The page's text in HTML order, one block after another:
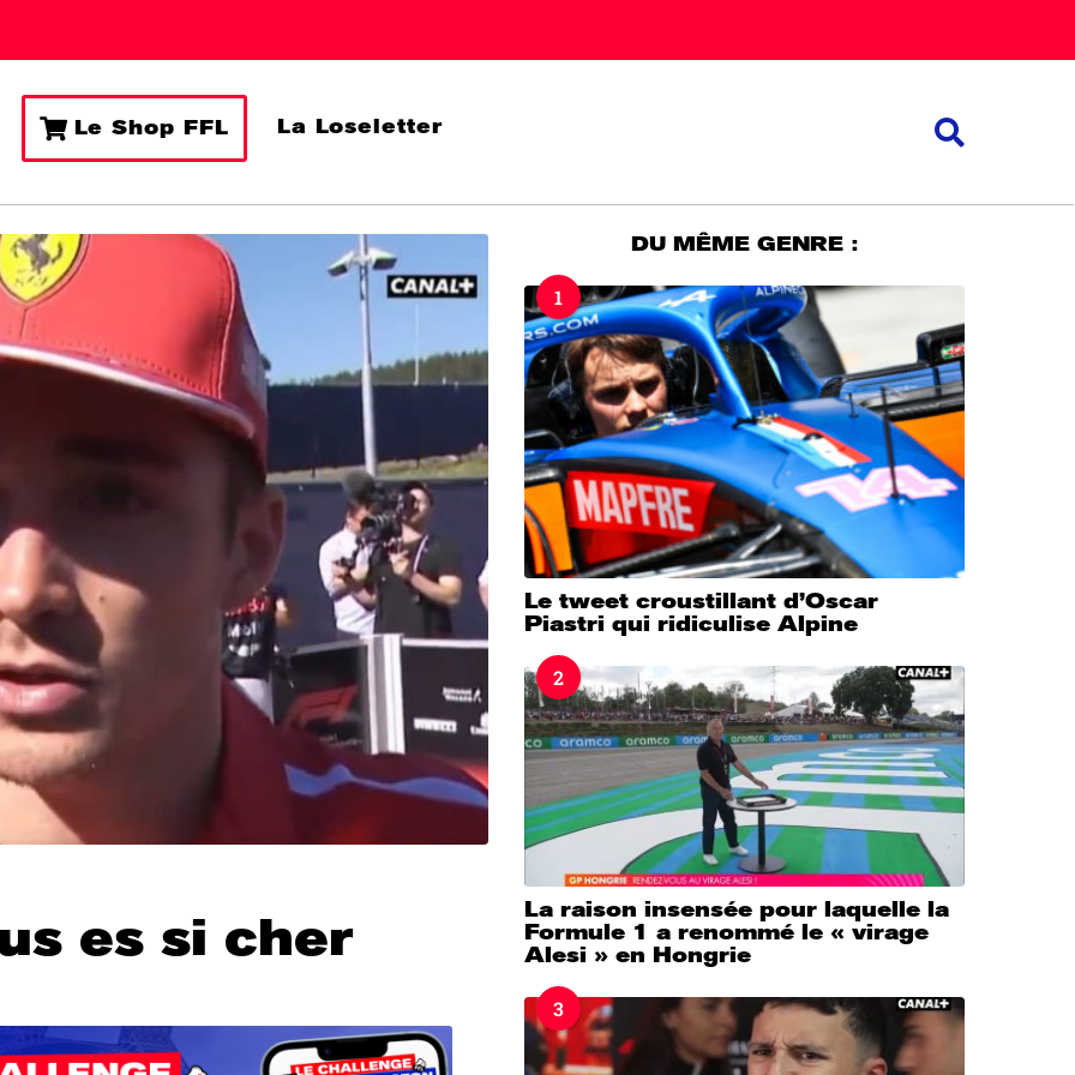
Le Shop FFL La Loseletter
es si cher
DU MÊME GENRE :
1
Le tweet croustillant d’Oscar
Piastri qui ridiculise Alpine
2
La raison insensée pour laquelle la
Formule 1 a renommé le « virage
Alesi » en Hongrie
3